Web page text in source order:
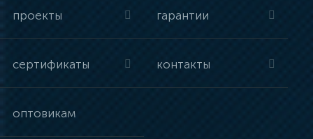
проекты гарантии
сертификаты контакты
оптовикам